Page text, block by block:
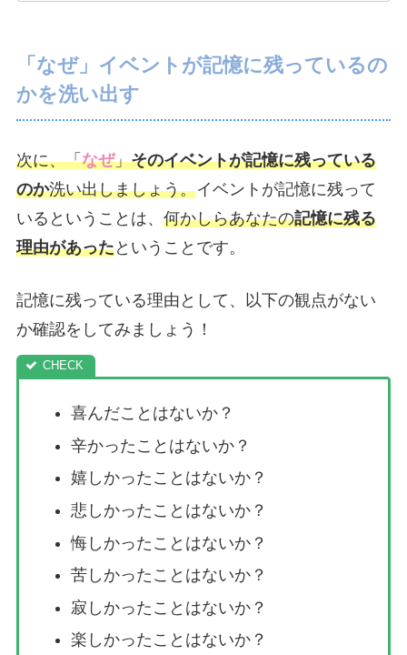
「なぜ」イベントが記憶に残っているの
かを洗い出す
次に、「なぜ」そのイベントが記憶に残っている
のか洗い出しましょう。イベントが記憶に残って
いるということは、 何かしらあなたの記憶に残る
理由があったということです。
記憶に残っている理由として、以下の観点がない
か確認をしてみましょう！
喜んだことはないか？
辛かったことはないか？
嬉しかったことはないか？
悲しかったことはないか？
悔しかったことはないか？
苦しかったことはないか？
寂しかったことはないか？
楽しかったことはないか？